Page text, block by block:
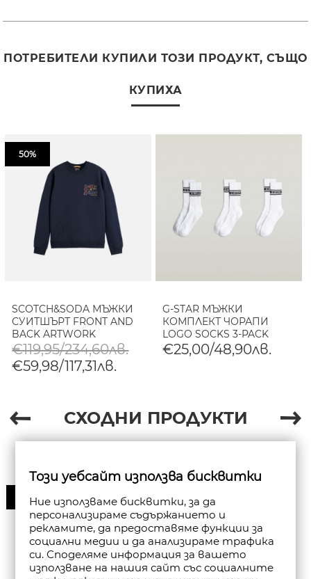
ПОТРЕБИТЕЛИ КУПИЛИ ТОЗИ ПРОДУКТ, СЪЩО
КУПИХА
50%
SCOTCH&SODA МЪЖКИ
СУИТШЪРТ FRONT AND
BACK ARTWORK
REGULAR-FIT В
ТЪМНОСИНЬО
€119,95/234,60лв.
€59,98/117,31лв.
G-STAR МЪЖКИ
КОМПЛЕКТ ЧОРАПИ
LOGO SOCKS 3-PACK
BRIGHT WHITE
€25,00/48,90лв.
СХОДНИ ПРОДУКТИ
50%
Този уебсайт използва бисквитки
Ние използваме бисквитки, за да
персонализираме съдържанието и
рекламите, да предоставяме функции за
социални медии и да анализираме трафика
си. Споделяме информация за вашето
използване на нашия сайт със социалните